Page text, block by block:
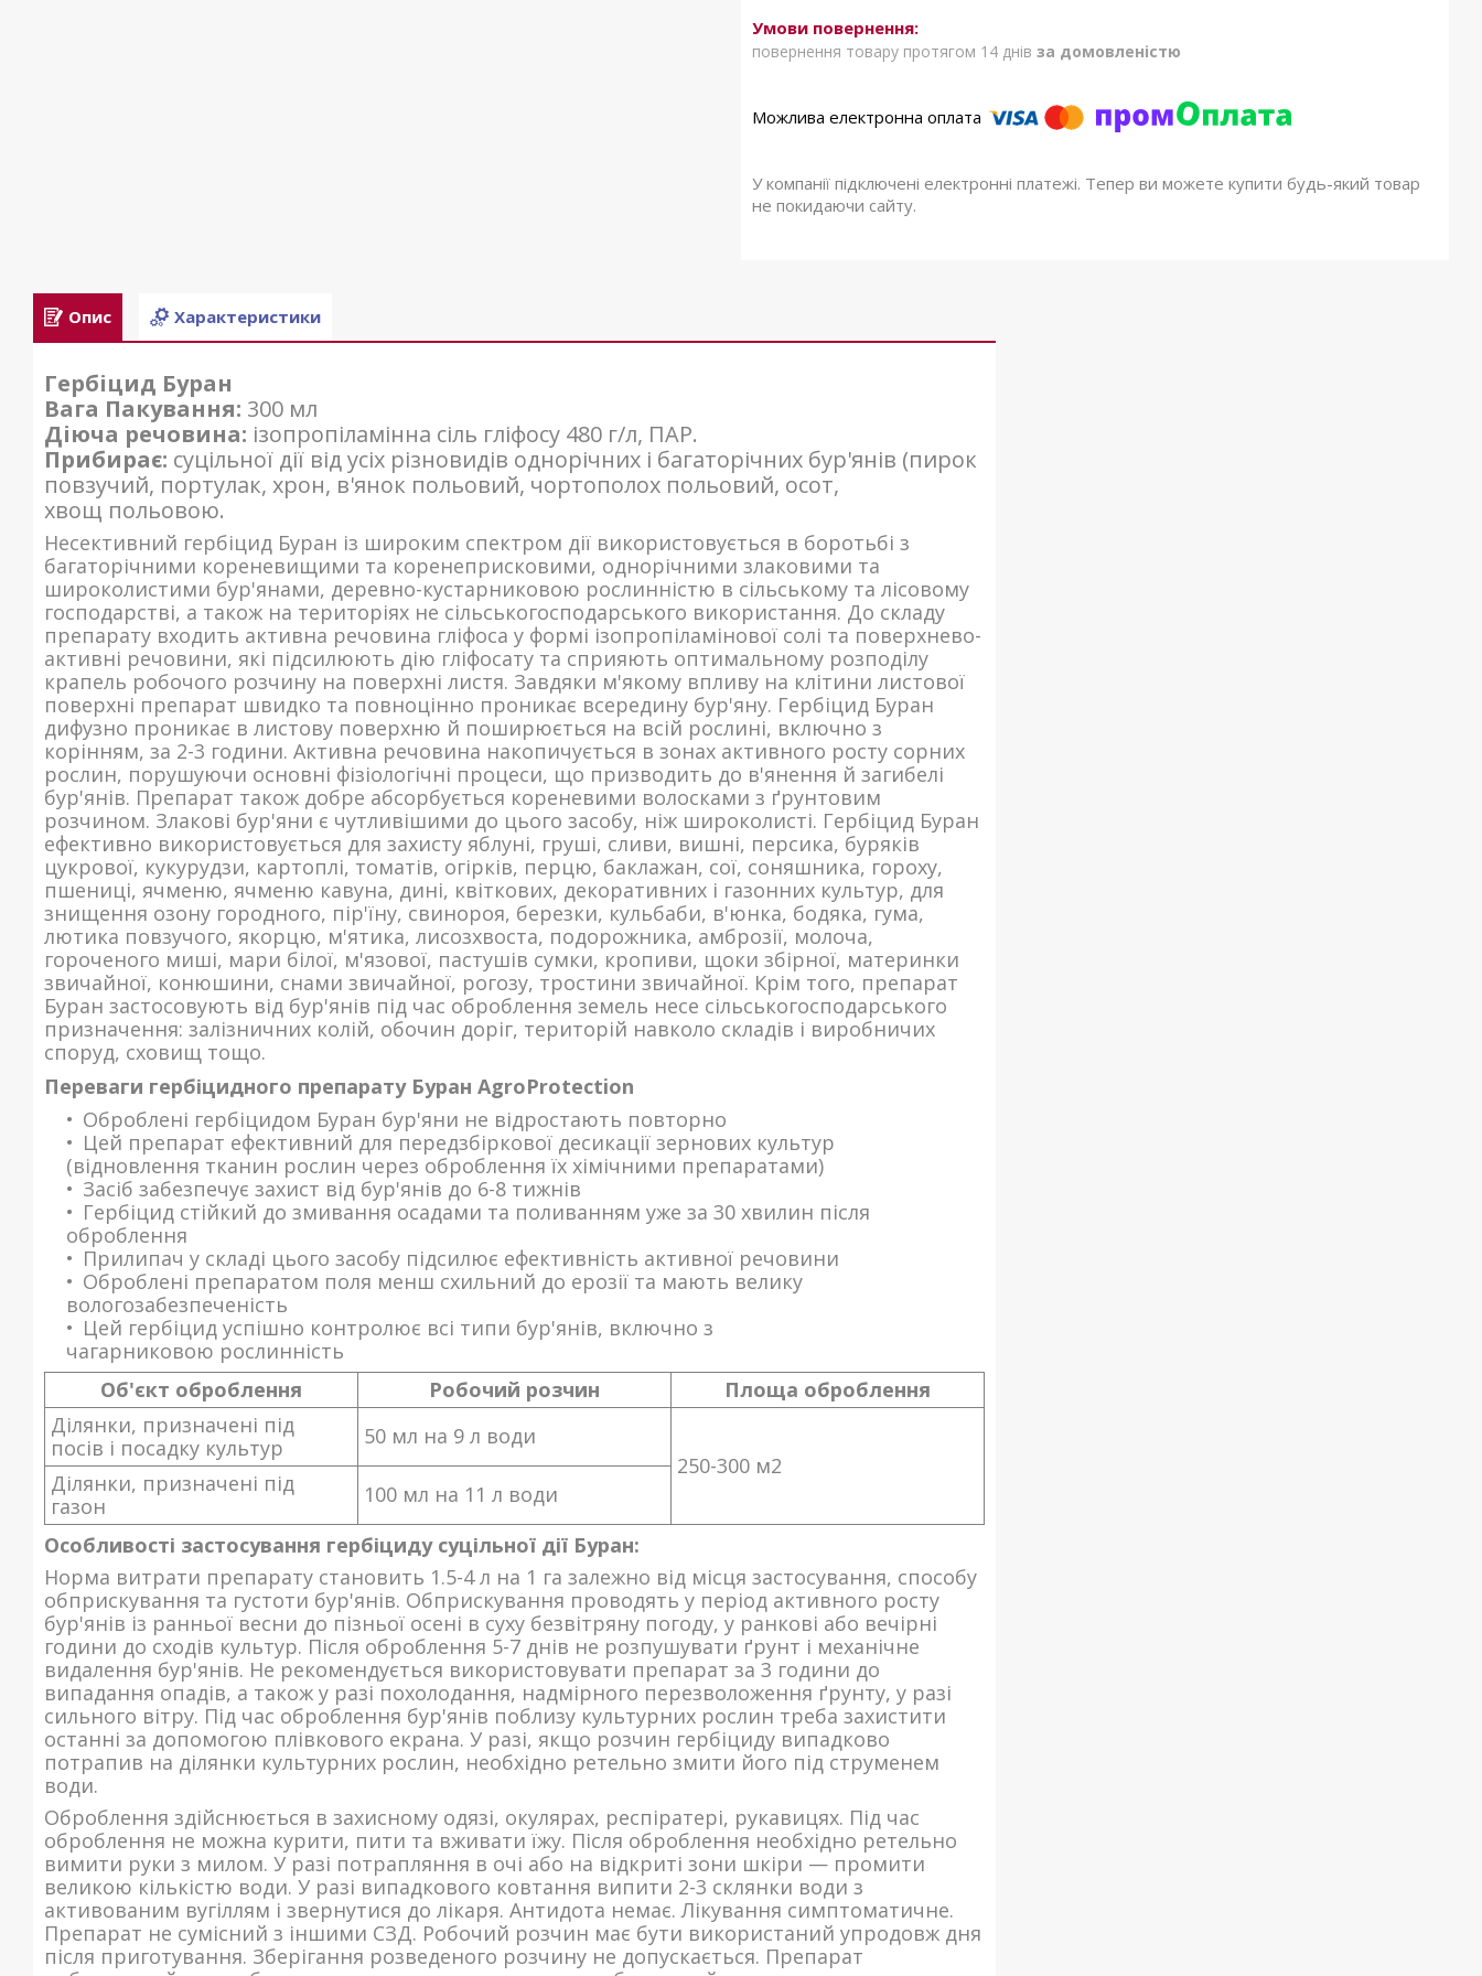
повернення товару протягом 14 днів за домовленістю
У компанії підключені електронні платежі. Тепер ви можете купити будь-який товар
не покидаючи сайту.
Опис Характеристики
Гербіцид Буран
Вага Пакування: 300 мл
Діюча речовина: ізопропіламінна сіль гліфосу 480 г/л, ПАР.
Прибирає: суцільної дії від усіх різновидів однорічних і багаторічних бур'янів (пирок
повзучий, портулак, хрон, в'янок польовий, чортополох польовий, осот,
хвощ польовою.
Несективний гербіцид Буран із широким спектром дії використовується в боротьбі з
багаторічними кореневищими та коренеприсковими, однорічними злаковими та
широколистими бур'янами, деревно-кустарниковою рослинністю в сільському та лісовому
господарстві, а також на територіях не сільськогосподарського використання. До складу
препарату входить активна речовина гліфоса у формі ізопропіламінової солі та поверхнево-
активні речовини, які підсилюють дію гліфосату та сприяють оптимальному розподілу
крапель робочого розчину на поверхні листя. Завдяки м'якому впливу на клітини листової
поверхні препарат швидко та повноцінно проникає всередину бур'яну. Гербіцид Буран
дифузно проникає в листову поверхню й поширюється на всій рослині, включно з
корінням, за 2-3 години. Активна речовина накопичується в зонах активного росту сорних
рослин, порушуючи основні фізіологічні процеси, що призводить до в'янення й загибелі
бур'янів. Препарат також добре абсорбується кореневими волосками з ґрунтовим
розчином. Злакові бур'яни є чутливішими до цього засобу, ніж широколисті. Гербіцид Буран
ефективно використовується для захисту яблуні, груші, сливи, вишні, персика, буряків
цукрової, кукурудзи, картоплі, томатів, огірків, перцю, баклажан, сої, соняшника, гороху,
пшениці, ячменю, ячменю кавуна, дині, квіткових, декоративних і газонних культур, для
знищення озону городного, пір'їну, свинороя, березки, кульбаби, в'юнка, бодяка, гума,
лютика повзучого, якорцю, м'ятика, лисозхвоста, подорожника, амброзії, молоча,
гороченого миші, мари білої, м'язової, пастушів сумки, кропиви, щоки збірної, материнки
звичайної, конюшини, снами звичайної, рогозу, тростини звичайної. Крім того, препарат
Буран застосовують від бур'янів під час оброблення земель несе сільськогосподарського
призначення: залізничних колій, обочин доріг, територій навколо складів і виробничих
споруд, сховищ тощо.
Переваги гербіцидного препарату Буран AgroProtection
Оброблені гербіцидом Буран бур'яни не відростають повторно
Цей препарат ефективний для передзбіркової десикації зернових культур
(відновлення тканин рослин через оброблення їх хімічними препаратами)
Засіб забезпечує захист від бур'янів до 6-8 тижнів
Гербіцид стійкий до змивання осадами та поливанням уже за 30 хвилин після
оброблення
Прилипач у складі цього засобу підсилює ефективність активної речовини
Оброблені препаратом поля менш схильний до ерозії та мають велику
вологозабезпеченість
Цей гербіцид успішно контролює всі типи бур'янів, включно з
чагарниковою рослинність
Об'єкт оброблення
Робочий розчин
Площа оброблення
Ділянки, призначені під
посів і посадку культур
50 мл на 9 л води
250-300 м2
Ділянки, призначені під
газон
100 мл на 11 л води
Особливості застосування гербіциду суцільної дії Буран:
Норма витрати препарату становить 1.5-4 л на 1 га залежно від місця застосування, способу
обприскування та густоти бур'янів. Обприскування проводять у період активного росту
бур'янів із ранньої весни до пізньої осені в суху безвітряну погоду, у ранкові або вечірні
години до сходів культур. Після оброблення 5-7 днів не розпушувати ґрунт і механічне
видалення бур'янів. Не рекомендується використовувати препарат за 3 години до
випадання опадів, а також у разі похолодання, надмірного перезволоження ґрунту, у разі
сильного вітру. Під час оброблення бур'янів поблизу культурних рослин треба захистити
останні за допомогою плівкового екрана. У разі, якщо розчин гербіциду випадково
потрапив на ділянки культурних рослин, необхідно ретельно змити його під струменем
води.
Оброблення здійснюється в захисному одязі, окулярах, респіратері, рукавицях. Під час
оброблення не можна курити, пити та вживати їжу. Після оброблення необхідно ретельно
вимити руки з милом. У разі потрапляння в очі або на відкриті зони шкіри — промити
великою кількістю води. У разі випадкового ковтання випити 2-3 склянки води з
активованим вугіллям і звернутися до лікаря. Антидота немає. Лікування симптоматичне.
Препарат не сумісний з іншими СЗД. Робочий розчин має бути використаний упродовж дня
після приготування. Зберігання розведеного розчину не допускається. Препарат